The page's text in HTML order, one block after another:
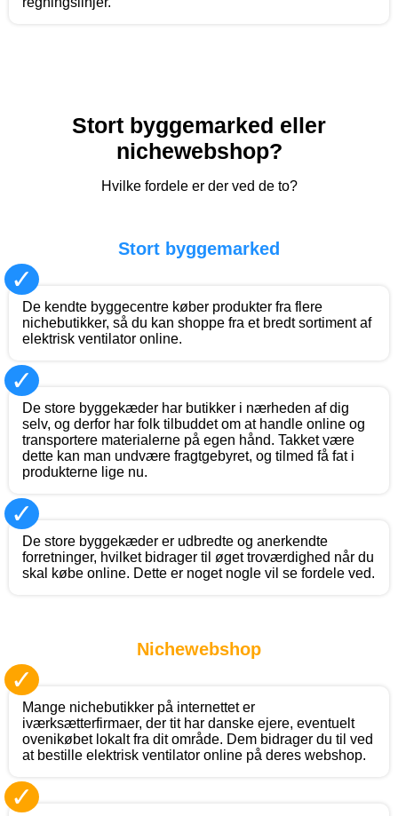
Stort byggemarked eller
nichewebshop?
Hvilke fordele er der ved de to?
Stort byggemarked
✓
De kendte byggecentre køber produkter fra flere
nichebutikker, så du kan shoppe fra et bredt sortiment af
elektrisk ventilator online.
✓
De store byggekæder har butikker i nærheden af dig
selv, og derfor har folk tilbuddet om at handle online og
transportere materialerne på egen hånd. Takket være
dette kan man undvære fragtgebyret, og tilmed få fat i
produkterne lige nu.
✓
De store byggekæder er udbredte og anerkendte
forretninger, hvilket bidrager til øget troværdighed når du
skal købe online. Dette er noget nogle vil se fordele ved.
Nichewebshop
✓
Mange nichebutikker på internettet er
iværksætterfirmaer, der tit har danske ejere, eventuelt
ovenikøbet lokalt fra dit område. Dem bidrager du til ved
at bestille elektrisk ventilator online på deres webshop.
✓